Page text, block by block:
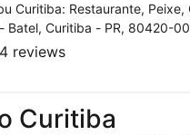
Curitiba: Restaurante,
Batel, Curitiba - PR, 80420-
reviews
Curitiba